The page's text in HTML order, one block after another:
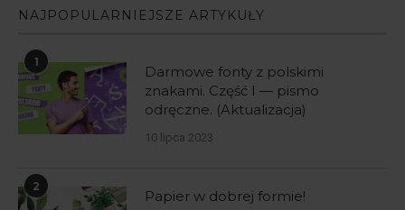
NAJPOPULARNIEJSZE ARTYKUŁY
1
Darmowe fonty z polskimi
znakami. Część I — pismo
odręczne. (Aktualizacja)
10 lipca 2023
2
Papier w dobrej formie!